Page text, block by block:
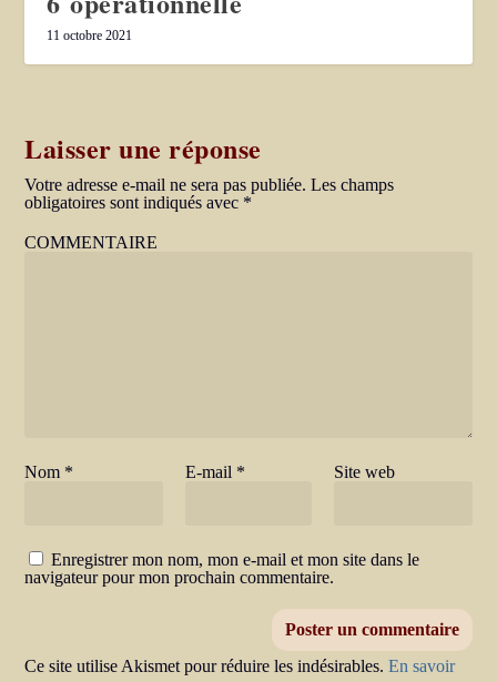
11 octobre 2021
Laisser une réponse
Votre adresse e-mail ne sera pas publiée. Les champs
obligatoires sont indiqués avec *
COMMENTAIRE
Nom * E-mail * Site web
Enregistrer mon nom, mon e-mail et mon site dans le
navigateur pour mon prochain commentaire.
Ce site utilise Akismet pour réduire les indésirables.En savoir